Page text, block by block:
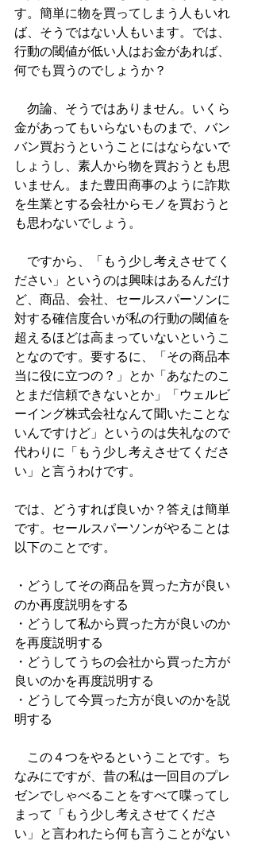
す。簡単に物を買ってしまう人もいれ
ば、そうではない人もいます。では、
行動の閾値が低い人はお金があれば、
何でも買うのでしょうか？
勿論、そうではありません。いくら
金があってもいらないものまで、バン
バン買おうということにはならないで
しょうし、素人から物を買おうとも思
いません。また豊田商事のように詐欺
を生業とする会社からモノを買おうと
も思わないでしょう。
ですから、「もう少し考えさせてく
ださい」というのは興味はあるんだけ
ど、商品、会社、セールスパーソンに
対する確信度合いが私の行動の閾値を
超えるほどは高まっていないというこ
となのです。要するに、「その商品本
当に役に立つの？」とか「あなたのこ
とまだ信頼できないとか」「ウェルビ
ーイング株式会社なんて聞いたことな
いんですけど」というのは失礼なので
代わりに「もう少し考えさせてくださ
い」と言うわけです。
では、どうすれば良いか？答えは簡単
です。セールスパーソンがやることは
以下のことです。
・どうしてその商品を買った方が良い
のか再度説明をする
・どうして私から買った方が良いのか
を再度説明する
・どうしてうちの会社から買った方が
良いのかを再度説明する
・どうして今買った方が良いのかを説
明する
この４つをやるということです。ち
なみにですが、昔の私は一回目のプレ
ゼンでしゃべることをすべて喋ってし
まって「もう少し考えさせてくださ
い」と言われたら何も言うことがない